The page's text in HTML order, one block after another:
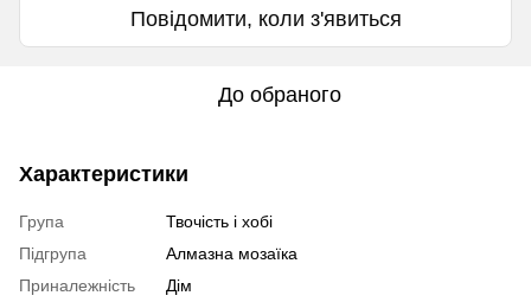
Повідомити, коли з'явиться
До обраного
Характеристики
Група
Твочість і хобі
Підгрупа
Алмазна мозаїка
Приналежність
Дім